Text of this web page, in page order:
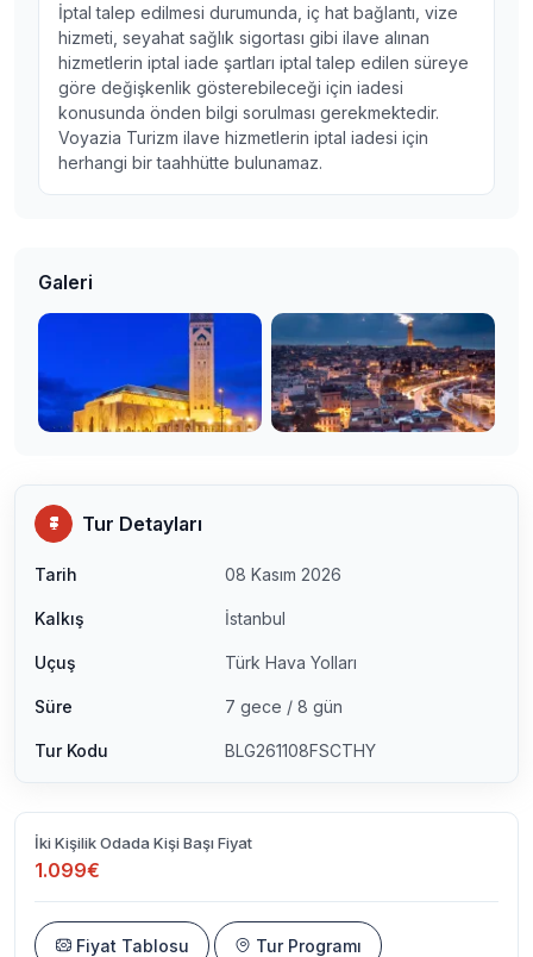
İptal talep edilmesi durumunda, iç hat bağlantı, vize
hizmeti, seyahat sağlık sigortası gibi ilave alınan
hizmetlerin iptal iade şartları iptal talep edilen süreye
göre değişkenlik gösterebileceği için iadesi
konusunda önden bilgi sorulması gerekmektedir.
Voyazia Turizm ilave hizmetlerin iptal iadesi için
herhangi bir taahhütte bulunamaz.
Galeri
Tur Detayları
Tarih 08 Kasım 2026
Kalkış İstanbul
Uçuş Türk Hava Yolları
Süre 7 gece / 8 gün
Tur Kodu BLG261108FSCTHY
İki Kişilik Odada Kişi Başı Fiyat
1.099€
Fiyat Tablosu Tur Programı